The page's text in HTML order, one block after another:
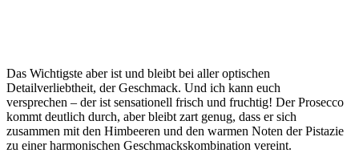
Das Wichtigste aber ist und bleibt bei aller optischen
Detailverliebtheit, der Geschmack. Und ich kann euch
versprechen – der ist sensationell frisch und fruchtig! Der Prosecco
kommt deutlich durch, aber bleibt zart genug, dass er sich
zusammen mit den Himbeeren und den warmen Noten der Pistazie
zu einer harmonischen Geschmackskombination vereint.